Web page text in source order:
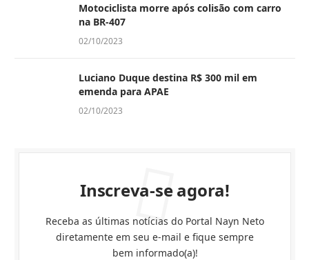
Motociclista morre após colisão com carro
na BR-407
02/10/2023
Luciano Duque destina R$ 300 mil em
emenda para APAE
02/10/2023
Inscreva-se agora!
Receba as últimas notícias do Portal Nayn Neto
diretamente em seu e-mail e fique sempre
bem informado(a)!